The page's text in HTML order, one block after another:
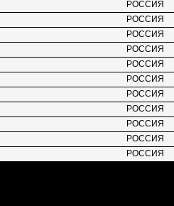
РОССИЯ
РОССИЯ
РОССИЯ
РОССИЯ
РОССИЯ
РОССИЯ
РОССИЯ
РОССИЯ
РОССИЯ
РОССИЯ
РОССИЯ